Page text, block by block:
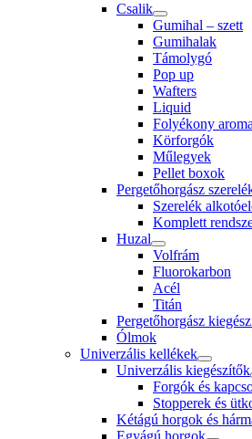
Csalik
Gumihal – szett
Gumihalak
Támolygó
Pop up
Wafters
Liquid
Folyékony aroma
Körforgók
Műlegyek
Pellet boxok
Pergetőhorgász
Szerelék
Komplett
Huzal
Volfrám
Fluorokarbon
Acél
Titán
Pergetőhorgász
Ólmok
Univerzális kellékek
Univerzális kiegészítők
Forgók és
Stopperek és
Kétágú horgok és
Egyágú horgok